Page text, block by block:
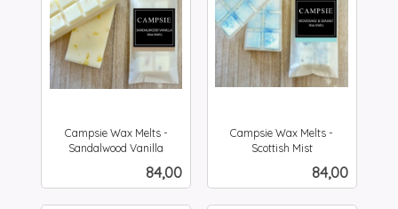
Campsie Wax Melts -
Sandalwood Vanilla
Pris
84,00
Campsie Wax Melts -
Scottish Mist
Pris
84,00